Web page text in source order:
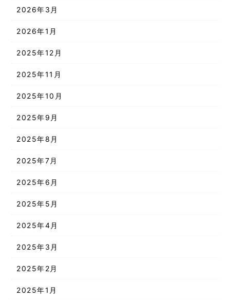
2026年3月
2026年1月
2025年12月
2025年11月
2025年10月
2025年9月
2025年8月
2025年7月
2025年6月
2025年5月
2025年4月
2025年3月
2025年2月
2025年1月